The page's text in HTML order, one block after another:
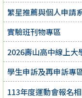
繁星推薦與個人申請
實驗班刊物專區
2026壽山高中線上大
學生申訴及再申訴專
113年度運動會報名